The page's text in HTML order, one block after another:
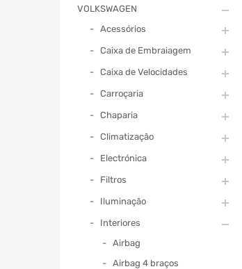
VOLKSWAGEN
Acessórios
Caixa de Embraiagem
Caixa de Velocidades
Carroçaria
Chaparia
Climatização
Electrónica
Filtros
Iluminação
Interiores
Airbag
Airbag 4 braços